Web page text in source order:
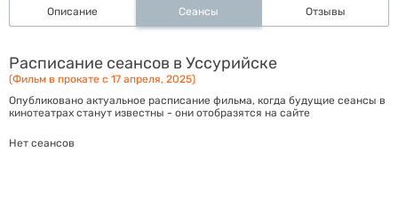
Описание Сеансы Отзывы
Расписание сеансов в Уссурийске
(Фильм в прокате с 17 апреля, 2025)
Опубликовано актуальное расписание фильма, когда будущие сеансы в
кинотеатрах станут известны - они отобразятся на сайте
Нет сеансов